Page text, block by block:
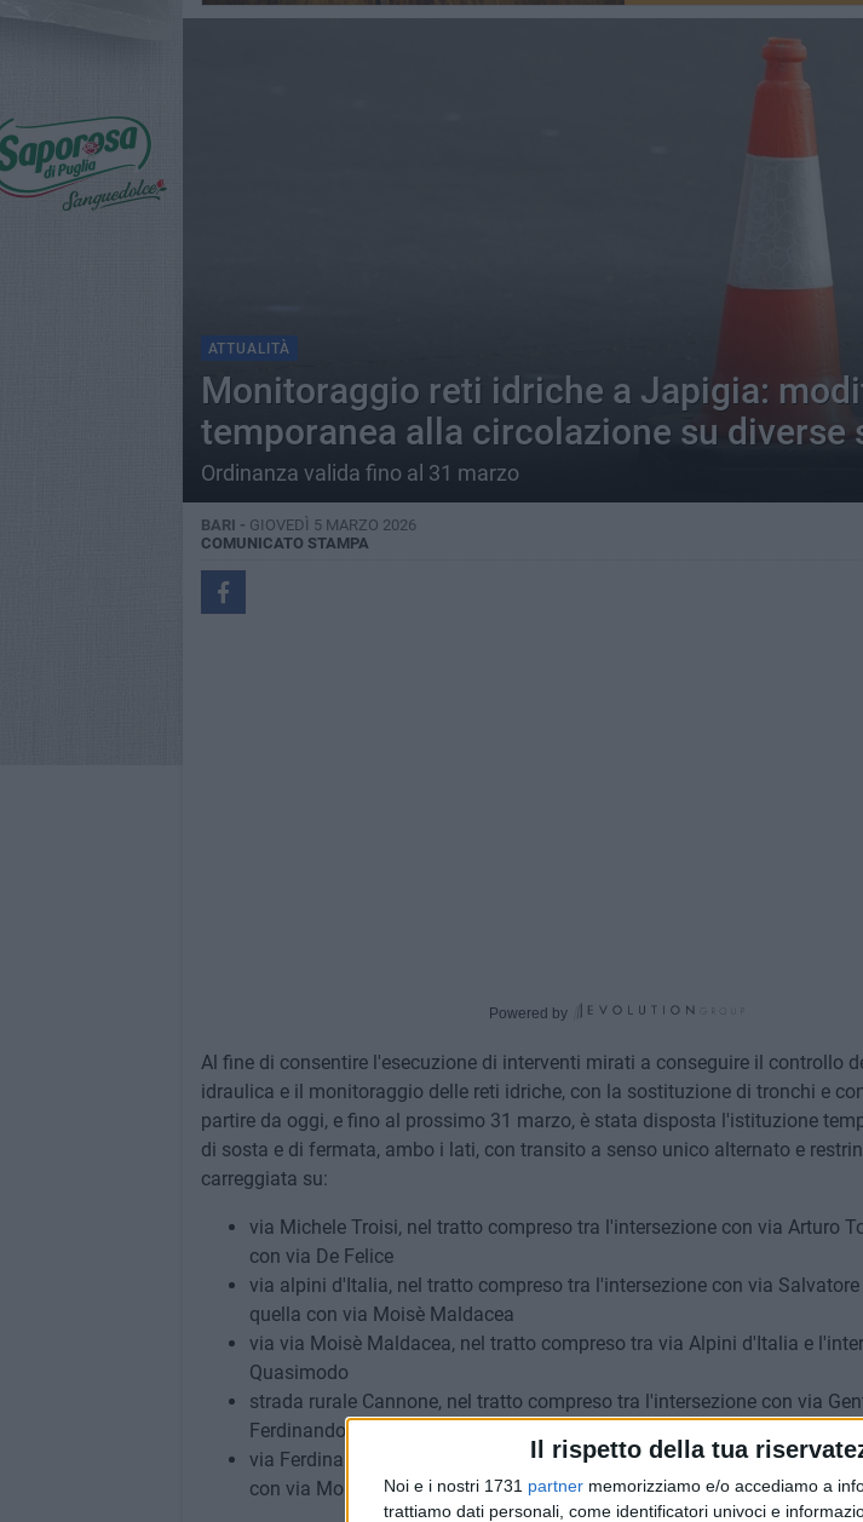
Il rispetto della tua
Noi e i nostri 1731 partner memorizziamo e/o accediamo a
trattiamo dati personali, come identificatori univoci e
ATTUALITÀ
Monitoraggio reti idriche a Japigia:
temporanea alla circolazione su diverse
Ordinanza valida fino al 31 marzo
BARI - GIOVEDÌ 5 MARZO 2026
COMUNICATO STAMPA
Powered by
Al fine di consentire l'esecuzione di interventi mirati a conseguire il controllo
idraulica e il monitoraggio delle reti idriche, con la sostituzione di tronchi e
partire da oggi, e fino al prossimo 31 marzo, è stata disposta l'istituzione
di sosta e di fermata, ambo i lati, con transito a senso unico alternato e
carreggiata su:
via Michele Troisi, nel tratto compreso tra l'intersezione con via Arturo
con via De Felice
via alpini d'Italia, nel tratto compreso tra l'intersezione con via
quella con via Moisè Maldacea
via via Moisè Maldacea, nel tratto compreso tra via Alpini d'Italia e
Quasimodo
strada rurale Cannone, nel tratto compreso tra l'intersezione con via
Ferdinando Palasciano
via Ferdinando Palasciano, nel tratto compreso tra strada rurale
con via Moisè Maldacea.